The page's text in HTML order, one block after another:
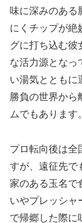
味に深みのある
にくチップが絶
グに打ち込む彼
な活力源となっ
い湯気とともに
勝負の世界から
ムでもあります。
プロ転向後は全
すが、遠征先で
家のある玉名で
いやプレッシャ
で帰郷した際に